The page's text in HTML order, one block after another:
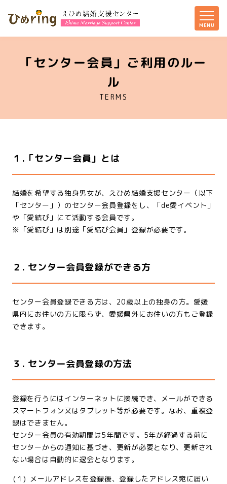
「センター会員」ご利用のルー
ル
TERMS
１.「センター会員」とは
結婚を希望する独身男女が、えひめ結婚支援センター（以下
「センター」）のセンター会員登録をし、「de愛イベント」
や「愛結び」にて活動する会員です。
※「愛結び」は別途「愛結び会員」登録が必要です。
２. センター会員登録ができる方
センター会員登録できる方は、20歳以上の独身の方。愛媛
県内にお住いの方に限らず、愛媛県外にお住いの方もご登録
できます。
３. センター会員登録の方法
登録を行うにはインターネットに接続でき、メールができる
スマートフォン又はタブレット等が必要です。なお、重複登
録はできません。
センター会員の有効期間は5年間です。5年が経過する前に
センターからの通知に基づき、更新が必要となり、更新され
ない場合は自動的に退会となります。
(１) メールアドレスを登録後、登録したアドレス宛に届い